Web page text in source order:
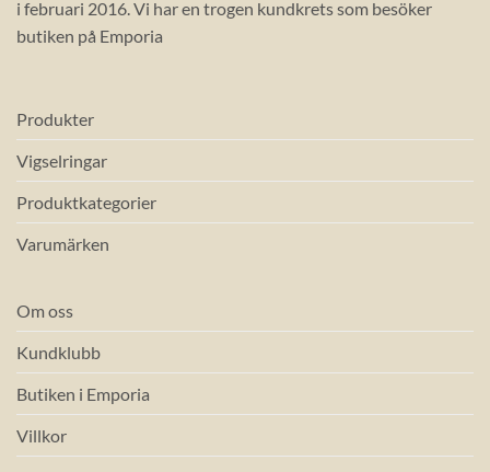
i februari 2016. Vi har en trogen kundkrets som besöker
butiken på Emporia
Produkter
Vigselringar
Produktkategorier
Varumärken
Om oss
Kundklubb
Butiken i Emporia
Villkor